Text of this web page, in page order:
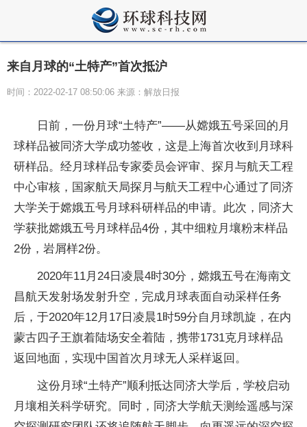
来自月球的“土特产”首次抵沪
时间：2022-02-17 08:50:06 来源：解放日报
日前，一份月球“土特产”——从嫦娥五号采回的月
球样品被同济大学成功签收，这是上海首次收到月球科
研样品。经月球样品专家委员会评审、探月与航天工程
中心审核，国家航天局探月与航天工程中心通过了同济
大学关于嫦娥五号月球科研样品的申请。此次，同济大
学获批嫦娥五号月球样品4份，其中细粒月壤粉末样品
2份，岩屑样2份。
2020年11月24日凌晨4时30分，嫦娥五号在海南文
昌航天发射场发射升空，完成月球表面自动采样任务
后，于2020年12月17日凌晨1时59分自月球凯旋，在内
蒙古四子王旗着陆场安全着陆，携带1731克月球样品
返回地面，实现中国首次月球无人采样返回。
这份月球“土特产”顺利抵达同济大学后，学校启动
月壤相关科学研究。同时，同济大学航天测绘遥感与深